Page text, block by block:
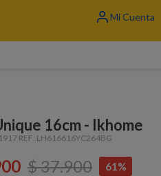
16cm - Ikhome
REF: LH616616YC264BG
$37.900 61%